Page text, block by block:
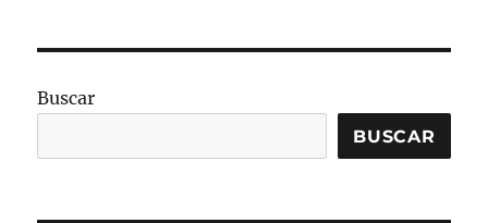
Buscar
BUSCAR